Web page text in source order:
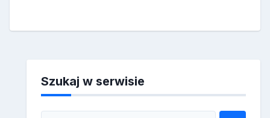
Szukaj w serwisie